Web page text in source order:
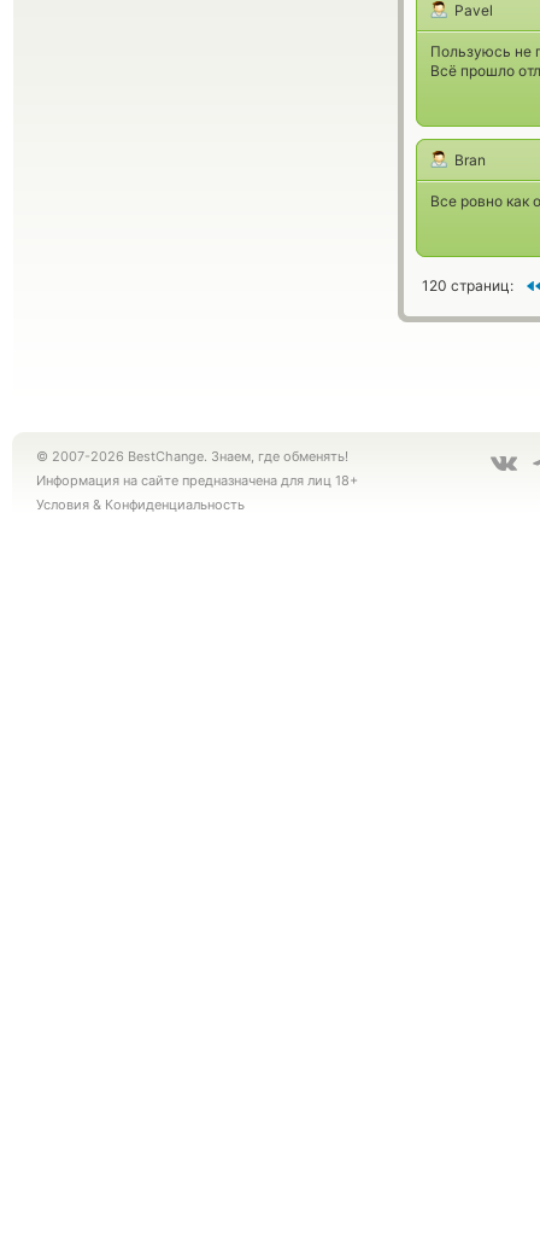
Pavel
Пользуюсь не
Всё прошло
Bran
Все ровно как
120 страниц:
© 2007-2026 BestChange. Знаем, где обменять!
Информация на сайте предназначена для лиц 18+
Условия & Конфиденциальность